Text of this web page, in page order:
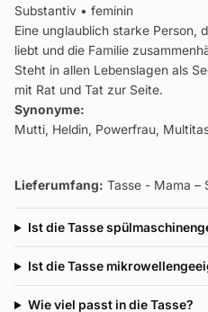
Substantiv • feminin
Eine unglaublich starke Person,
liebt und die Familie
Steht in allen Lebenslagen als
mit Rat und Tat zur Seite.
Synonyme:
Mutti, Heldin, Powerfrau,
Lieferumfang: Tasse - Mama –
Ist die Tasse
Ist die Tasse
Wie viel passt in die Tasse?